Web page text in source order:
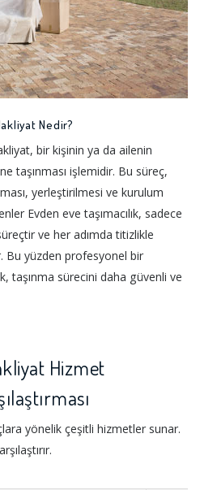
Nedir?
bir kişinin ya da ailenin
taşınması işlemidir. Bu süreç,
yerleştirilmesi ve kurulum
Evden eve taşımacılık, sadece
ve her adımda titizlikle
Bu yüzden profesyonel bir
taşınma sürecini daha güvenli ve
Hizmet
yönelik çeşitli hizmetler sunar.